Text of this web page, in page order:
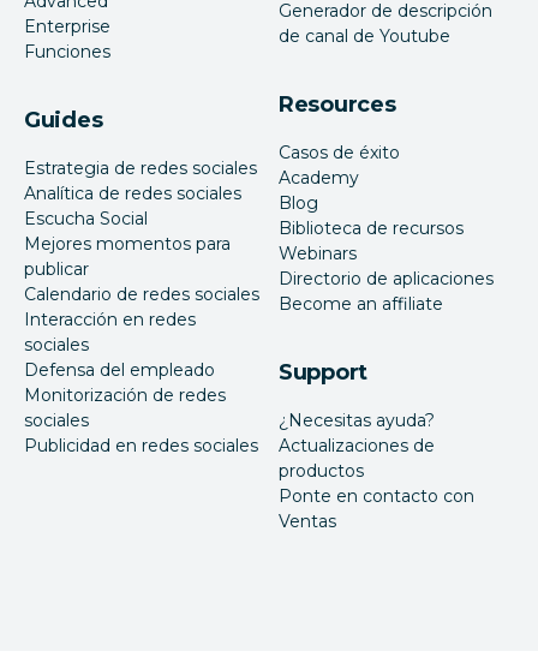
Enterprise
Funciones
Guides
Estrategia de redes sociales
Analítica de redes sociales
Escucha Social
Mejores momentos para
publicar
Calendario de redes sociales
Interacción en redes
sociales
Defensa del empleado
Monitorización de redes
sociales
Publicidad en redes sociales
Generador de descripción
de canal de Youtube
Resources
Casos de éxito
Academy
Blog
Biblioteca de recursos
Webinars
Directorio de aplicaciones
Become an affiliate
Support
¿Necesitas ayuda?
Actualizaciones de
productos
Ponte en contacto con
Ventas